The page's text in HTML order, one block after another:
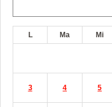
L Ma Mi
3 4 5